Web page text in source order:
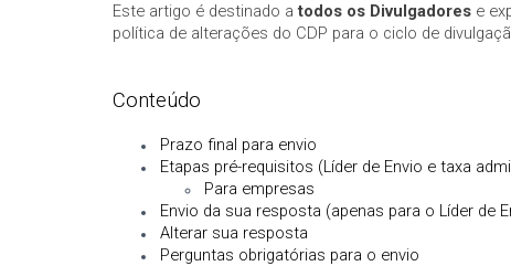
Este artigo é destinado atodos os Divulgadores e
política de alterações do CDP para o ciclo de
Conteúdo
Prazo final para envio
Etapas pré-requisitos (Líder de Envio e taxa
Para empresas
Envio da sua resposta (apenas para o Líder de
Alterar sua resposta
Perguntas obrigatórias para o envio